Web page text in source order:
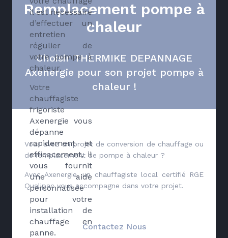
il est nécessaire
d’effectuer un
entretien
régulier de
votre pompe à
chaleur.
Votre
chauffagiste
frigoriste
Axenergie vous
dépanne
rapidement et
efficacement, il
vous fournit
une aide
personnalisée
pour votre
installation de
chauffage en
panne.
Remplacement pompe à
chaleur
Choisir THERMIKE DEPANNAGE
Axenergie pour son projet pompe à
chaleur !
Vous avez un projet de conversion de chauffage ou
de remplacement de pompe à chaleur ?
Avec Axenergie, un chauffagiste local certifié RGE
Qualipac vous accompagne dans votre projet.
Contactez Nous